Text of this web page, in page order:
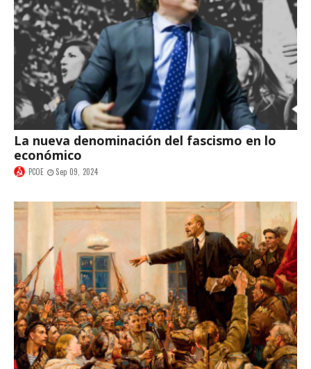
La nueva denominación del fascismo en lo
económico
PCOE Sep 09, 2024